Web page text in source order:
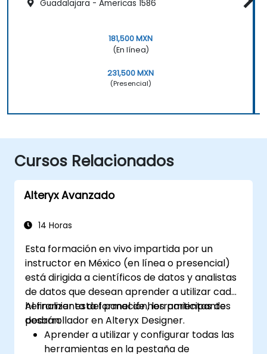
Guadalajara - Americas 1586
181,500 MXN
(En línea)
231,500 MXN
(Presencial)
Cursos Relacionados
Alteryx Avanzado
14 Horas
Esta formación en vivo impartida por un
instructor en México (en línea o presencial)
está dirigida a científicos de datos y analistas
de datos que desean aprender a utilizar cada
herramienta del panel de herramientas de
desarrollador en Alteryx Designer.
Al finalizar esta formación, los participantes
podrán:
Aprender a utilizar y configurar todas las
herramientas en la pestaña de